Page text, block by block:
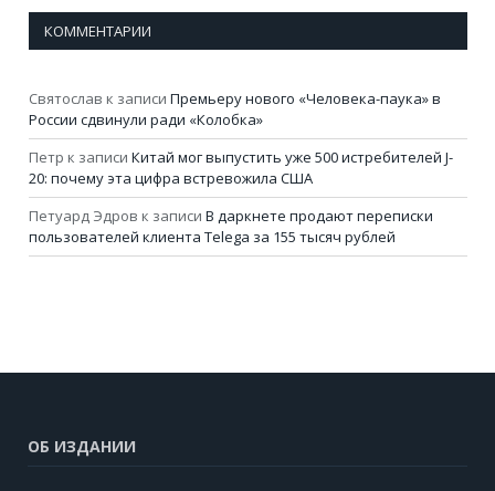
КОММЕНТАРИИ
Святослав к записи Премьеру нового «Человека-паука» в
России сдвинули ради «Колобка»
Петр к записи Китай мог выпустить уже 500 истребителей J-
20: почему эта цифра встревожила США
Петуард Эдров к записи В даркнете продают переписки
пользователей клиента Telega за 155 тысяч рублей
ОБ ИЗДАНИИ